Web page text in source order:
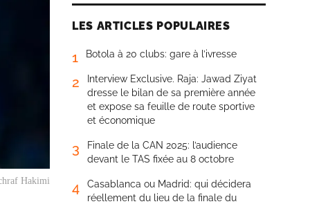
Hakimi
LES ARTICLES POPULAIRES
1 Botola à 20 clubs: gare à l’ivresse
2
Interview Exclusive. Raja: Jawad Ziyat
dresse le bilan de sa première année
et expose sa feuille de route sportive
et économique
3
Finale de la CAN 2025: l’audience
devant le TAS fixée au 8 octobre
4
Casablanca ou Madrid: qui décidera
réellement du lieu de la finale du